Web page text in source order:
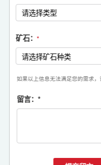
矿石： *
如果以上信息无法满足您的需求，
留言：*